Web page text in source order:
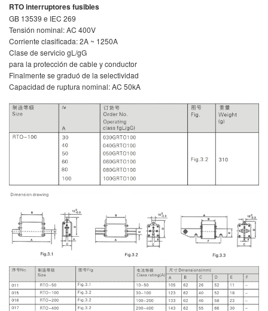
RTO interruptores fusibles
GB 13539 e IEC 269
Tensión nominal: AC 400V
Corriente clasificada: 2A ~ 1250A
Clase de servicio gL/gG
para la protección de cable y conductor
Finalmente se graduó de la selectividad
Capacidad de ruptura nominal: AC 50kA